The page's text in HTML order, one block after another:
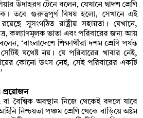
উদাহরণ টেনে বলেন, যেখানে দ্বাদশ শ্রেণি
তবে গুরুত্বপূর্ণ বিষয় হলো, সেখানে এই
সুসংগঠিত রাষ্ট্রীয় সহায়তা। যেখানে,
কল্যাণমূলক ভাতা এবং পরিবারের জন্য আয়
‘বাংলাদেশে শিক্ষার্থীরা দশম শ্রেণি পর্যন্ত
যথেষ্ট নয়। যে পরিবারের খাবার নেই,
কোনো উৎস নেই, সেই পরিবারের একটি
প্রয়োজন
বা বৈশ্বিক অবস্থান নিজে থেকেই বদলে যাবে
নিশ্চয়তা পঞ্চম শ্রেণি থেকে বাড়িয়ে অষ্টম